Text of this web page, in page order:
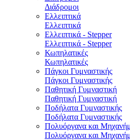
Διάδρομοι
Ελλειπτικά
Ελλειπτικά
Ελλειπτικά - Stepper
Ελλειπτικά - Stepper
Κωπηλατικές
Κωπηλατικές
Πάγκοι Γυμναστικής
Πάγκοι Γυμναστικής
Παθητική Γυμναστική
Παθητική Γυμναστική
Ποδήλατα Γυμναστικής
Ποδήλατα Γυμναστικής
Πολυόργανα και
Πολυόργανα και